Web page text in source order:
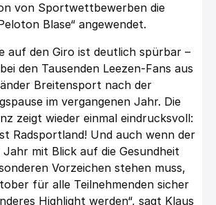
von Sportwettbewerben die
Blase“ angewendet.
auf den Giro ist deutlich spürbar –
den Tausenden Leezen-Fans aus
Breitensport nach der
im vergangenen Jahr. Die
zeigt wieder einmal eindrucksvoll:
Radsportland! Und auch wenn der
Jahr mit Blick auf die Gesundheit
Vorzeichen stehen muss,
für alle Teilnehmenden sicher
Highlight werden“, sagt Klaus